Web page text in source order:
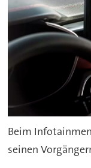
Beim
seinen